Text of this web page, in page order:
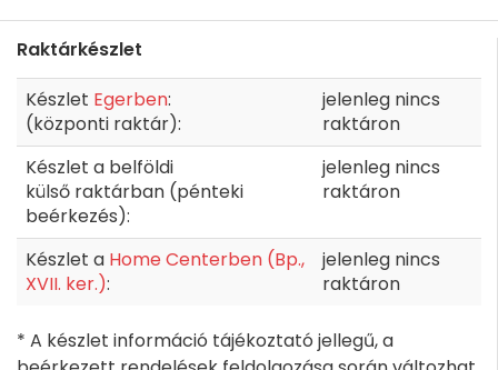
Raktárkészlet
Készlet Egerben:
(központi raktár):
jelenleg nincs
raktáron
Készlet a belföldi
külső raktárban (pénteki
beérkezés):
jelenleg nincs
raktáron
Készlet a Home Centerben (Bp.,
XVII. ker.):
jelenleg nincs
raktáron
* A készlet információ tájékoztató jellegű, a